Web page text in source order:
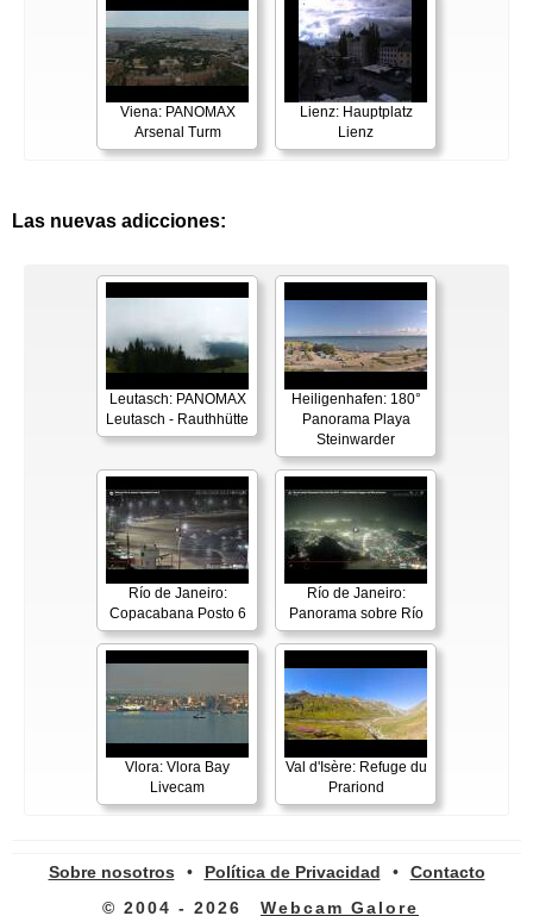
Viena: PANOMAX
Arsenal Turm
Lienz: Hauptplatz
Lienz
Las nuevas adicciones:
Leutasch: PANOMAX
Leutasch - Rauthhütte
Heiligenhafen: 180°
Panorama Playa
Steinwarder
Río de Janeiro:
Copacabana Posto 6
Río de Janeiro:
Panorama sobre Río
Vlora: Vlora Bay
Livecam
Val d'Isère: Refuge du
Prariond
Sobre nosotros • Política de Privacidad •
Contacto
© 2004 - 2026
Webcam Galore